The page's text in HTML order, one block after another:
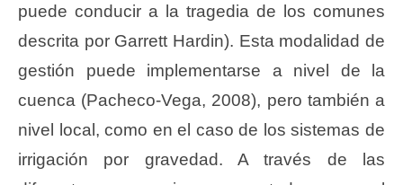
puede conducir a la tragedia de los comunes
descrita por Garrett Hardin). Esta modalidad de
gestión puede implementarse a nivel de la
cuenca (Pacheco-Vega, 2008), pero también a
nivel local, como en el caso de los sistemas de
irrigación por gravedad. A través de las